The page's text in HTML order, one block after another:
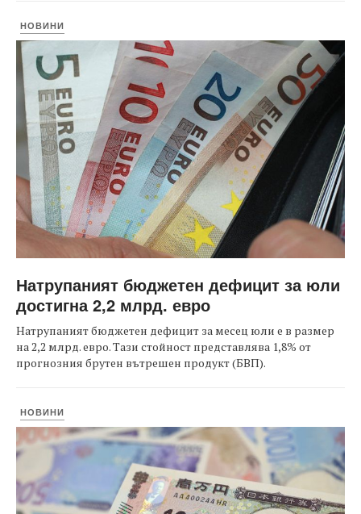
НОВИНИ
Натрупаният бюджетен дефицит за юли
достигна 2,2 млрд. евро
Натрупаният бюджетен дефицит за месец юли е в размер
на 2,2 млрд. евро. Тази стойност представлява 1,8% от
прогнозния брутен вътрешен продукт (БВП).
НОВИНИ